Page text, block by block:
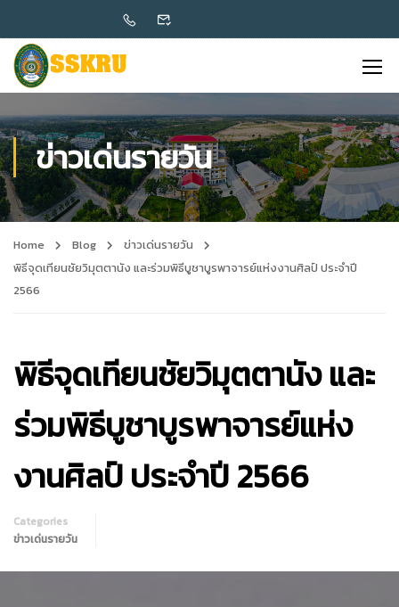
ข่าวเด่นรายวัน
Home Blog
ข่าวเด่นรายวัน
พิธีจุดเทียนชัยวิมุตตานัง และร่วมพิธีบูชาบูรพาจารย์แห่งงานศิลป์ ประจำปี
2566
พิธีจุดเทียนชัยวิมุตตานัง และ
ร่วมพิธีบูชาบูรพาจารย์แห่ง
งานศิลป์ ประจำปี 2566
Categories
ข่าวเด่นรายวัน